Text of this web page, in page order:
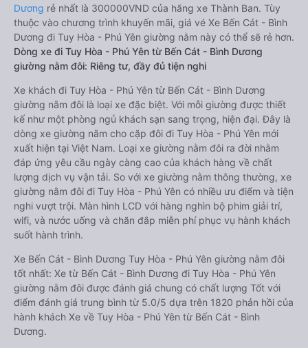
Dương rẻ nhất là 300000VND của hãng xe Thành Ban. Tùy
thuộc vào chương trình khuyến mãi, giá vé Xe Bến Cát - Bình
Dương đi Tuy Hòa - Phú Yên giường nằm này có thể sẽ rẻ hơn.
Dòng xe đi Tuy Hòa - Phú Yên từ Bến Cát - Bình Dương
giường nằm đôi: Riêng tư, đầy đủ tiện nghi
Xe khách đi Tuy Hòa - Phú Yên từ Bến Cát - Bình Dương
giường nằm đôi là loại xe đặc biệt. Với mỗi giường được thiết
kế như một phòng ngủ khách sạn sang trọng, hiện đại. Đây là
dòng xe giường nằm cho cặp đôi đi Tuy Hòa - Phú Yên mới
xuất hiện tại Việt Nam. Loại xe giường nằm đôi ra đời nhằm
đáp ứng yêu cầu ngày càng cao của khách hàng về chất
lượng dịch vụ vận tải. So với xe giường nằm thông thường, xe
giường nằm đôi đi Tuy Hòa - Phú Yên có nhiều ưu điểm và tiện
nghi vượt trội. Màn hình LCD với hàng nghìn bộ phim giải trí,
wifi, và nước uống và chăn đắp miễn phí phục vụ hành khách
suốt hành trình.
Xe Bến Cát - Bình Dương Tuy Hòa - Phú Yên giường nằm đôi
tốt nhất: Xe từ Bến Cát - Bình Dương đi Tuy Hòa - Phú Yên
giường nằm đôi được đánh giá chung có chất lượng Tốt với
điểm đánh giá trung bình từ 5.0/5 dựa trên 1820 phản hồi của
hành khách Xe về Tuy Hòa - Phú Yên từ Bến Cát - Bình
Dương.